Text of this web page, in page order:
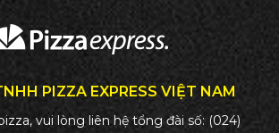
PIZZA EXPRESS VIỆT NAM
vui lòng liên hệ tổng đài số: (024)